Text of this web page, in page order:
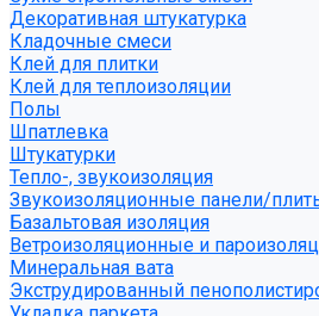
Декоративная штукатурка
Кладочные смеси
Клей для плитки
Клей для теплоизоляции
Полы
Шпатлевка
Штукатурки
Тепло-, звукоизоляция
Звукоизоляционные панели/
Базальтовая изоляция
Ветроизоляционные и
Минеральная вата
Экструдированный